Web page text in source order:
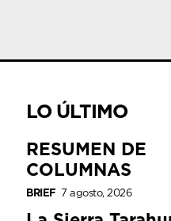
LO ÚLTIMO
RESUMEN DE
COLUMNAS
BRIEF 7 agosto, 2026